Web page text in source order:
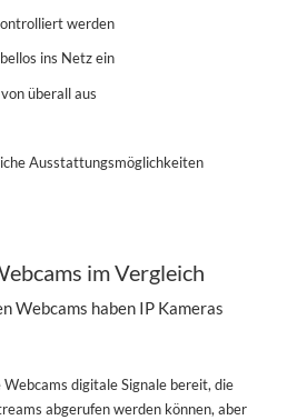
werden
ins Netz ein
überall aus
Ausstattungsmöglichkeiten
im Vergleich
Webcams haben IP Kameras
digitale Signale bereit, die
abgerufen werden können, aber